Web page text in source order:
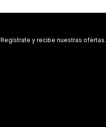
Regístrate y recibe nuestras ofertas.